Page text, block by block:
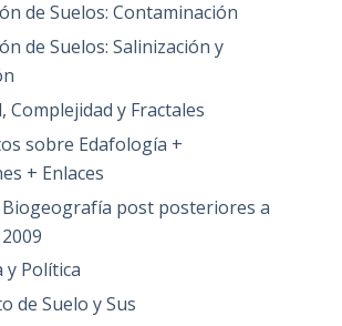
de Suelos: Contaminación
de Suelos: Salinización y
Complejidad y Fractales
sobre Edafología +
+ Enlaces
Biogeografía post posteriores a
y Política
de Suelo y Sus